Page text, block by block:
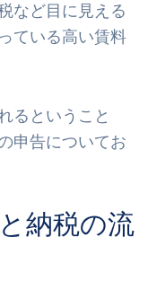
など目に見える
ている高い賃料
るということ
申告についてお
納税の流